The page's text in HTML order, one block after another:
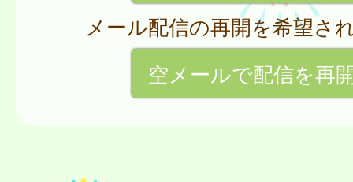
メール配信の再開を希望さ
空メールで配信を再